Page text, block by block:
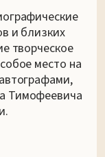
и близких
творческое
место на
Тимофеевича